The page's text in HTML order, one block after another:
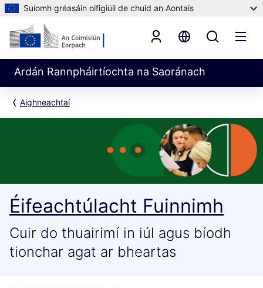
Suíomh gréasáin oifigiúil de chuid an Aontais
Ardán Rannpháirtíochta na Saoránach
Aighneachtaí
Éifeachtúlacht Fuinnimh
Cuir do thuairimí in iúl agus bíodh
tionchar agat ar bheartas